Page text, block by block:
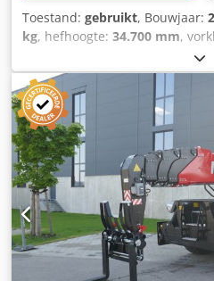
Toestand: gebruikt, Bouwjaar:
kg, hefhoogte: 34.700 mm,
, -
wielbesturing, krabversnelling
drievoudig telescopisch -
Ondersteun commando's
Dwjdpfxozi Hbkj Ahtja -
Nominaal vermogen /
verbrandingsmotor (kW) 211
motortoerental (min) 805 Nm
- Laadvermogen cilinders 4 -
waterkoeling - Aantal
Accucapaciteit 120 Ah -
Transmissietype Hydrostatisch